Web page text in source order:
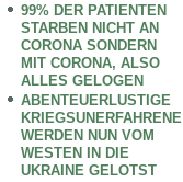
99% DER PATIENTEN
STARBEN NICHT AN
CORONA SONDERN
MIT CORONA, ALSO
ALLES GELOGEN
ABENTEUERLUSTIGE
KRIEGSUNERFAHRENE
WERDEN NUN VOM
WESTEN IN DIE
UKRAINE GELOTST